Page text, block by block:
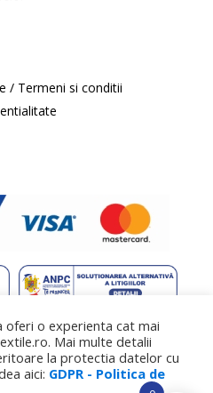
/ Termeni si conditii
|gazduire webby SpeedHost
oferi o experienta cat mai
Mai multe detalii
la protectia datelor cu
aici: GDPR - Politica de